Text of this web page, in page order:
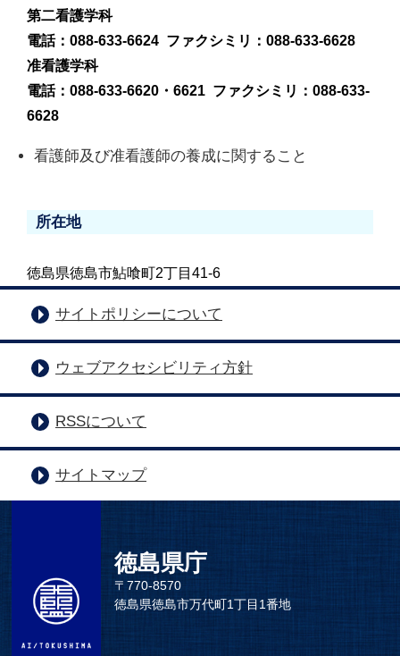
第二看護学科
電話：088-633-6624 ファクシミリ：088-633-6628
准看護学科
電話：088-633-6620・6621 ファクシミリ：088-633-
6628
看護師及び准看護師の養成に関すること
所在地
徳島県徳島市鮎喰町2丁目41-6
サイトポリシーについて
ウェブアクセシビリティ方針
RSSについて
サイトマップ
徳島県庁
〒770-8570
徳島県徳島市万代町1丁目1番地